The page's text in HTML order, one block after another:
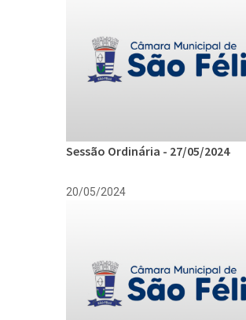
Sessão Ordinária - 27/05/2024
20/05/2024